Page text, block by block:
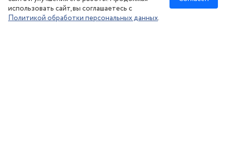
Москва Восток:
использовать сайт, вы соглашаетесь с
Политикой обработки персональных данных.